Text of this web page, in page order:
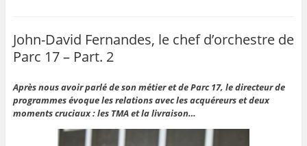
John-David Fernandes, le chef d’orchestre de
Parc 17 – Part. 2
Après nous avoir parlé de son métier et de Parc 17, le directeur de
programmes évoque les relations avec les acquéreurs et deux
moments cruciaux : les TMA et la livraison…